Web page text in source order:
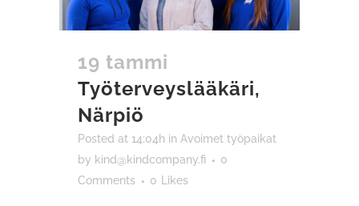
19 tammi
Työterveyslääkäri,
Närpiö
Posted at 14:04h in Avoimet työpaikat
by kind@kindcompany.fi
0
Comments
0 Likes